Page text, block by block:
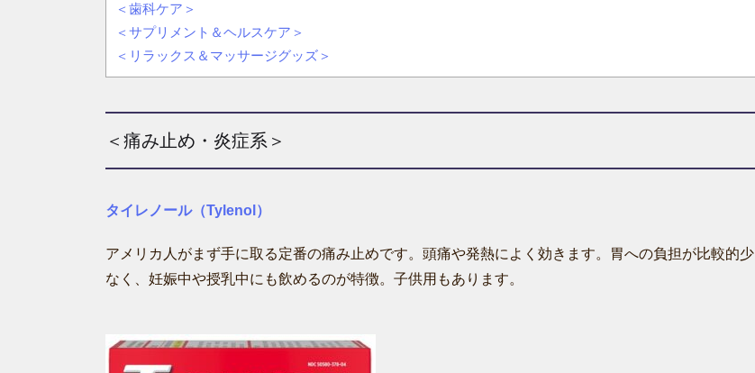
＜歯科ケア＞
＜サプリメント＆ヘルスケア＞
＜リラックス＆マッサージグッズ＞
＜痛み止め・炎症系＞
タイレノール（Tylenol）
アメリカ人がまず手に取る定番の痛み止めです。頭痛や発熱によく効きます。胃への負担が比較的少
なく、妊娠中や授乳中にも飲めるのが特徴。子供用もあります。